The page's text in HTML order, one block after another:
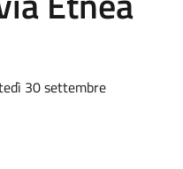
30 settembre